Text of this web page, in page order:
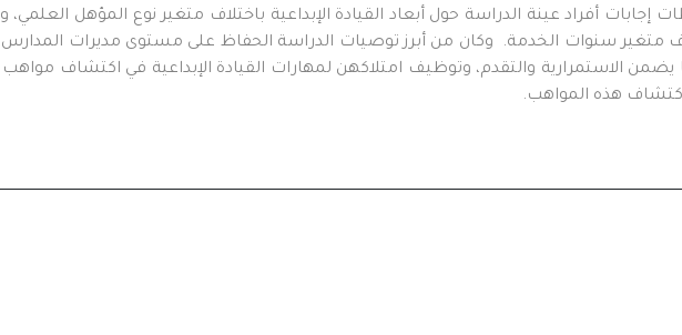
إجابات أفراد عينة الدراسة حول أبعاد القيادة الإبداعية باختلاف متغير نوع المؤهل
متغير سنوات الخدمة. وكان من أبرز توصيات الدراسة الحفاظ على مستوى مديرات المدارس
يضمن الاستمرارية والتقدم، وتوظيف امتلاكهن لمهارات القيادة الإبداعية في اكتشاف
هذه المواهب.